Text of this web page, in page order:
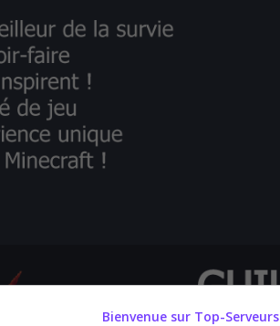
Bienvenue sur Top-Serveurs